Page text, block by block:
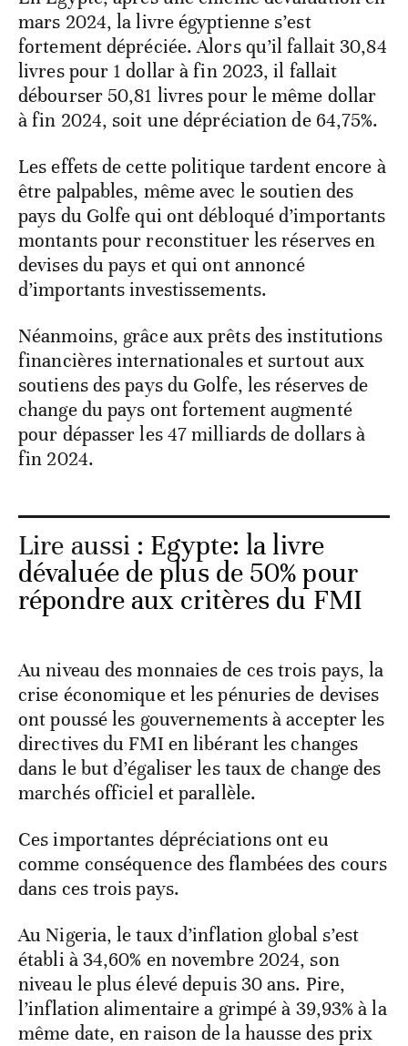
mars 2024, la livre égyptienne s’est
fortement dépréciée. Alors qu’il fallait 30,84
livres pour 1 dollar à fin 2023, il fallait
débourser 50,81 livres pour le même dollar
à fin 2024, soit une dépréciation de 64,75%.
Les effets de cette politique tardent encore à
être palpables, même avec le soutien des
pays du Golfe qui ont débloqué d’importants
montants pour reconstituer les réserves en
devises du pays et qui ont annoncé
d’importants investissements.
Néanmoins, grâce aux prêts des institutions
financières internationales et surtout aux
soutiens des pays du Golfe, les réserves de
change du pays ont fortement augmenté
pour dépasser les 47 milliards de dollars à
fin 2024.
Lire aussi : Egypte: la livre
dévaluée de plus de 50% pour
répondre aux critères du FMI
Au niveau des monnaies de ces trois pays, la
crise économique et les pénuries de devises
ont poussé les gouvernements à accepter les
directives du FMI en libérant les changes
dans le but d’égaliser les taux de change des
marchés officiel et parallèle.
Ces importantes dépréciations ont eu
comme conséquence des flambées des cours
dans ces trois pays.
Au Nigeria, le taux d’inflation global s’est
établi à 34,60% en novembre 2024, son
niveau le plus élevé depuis 30 ans. Pire,
l’inflation alimentaire a grimpé à 39,93% à la
même date, en raison de la hausse des prix